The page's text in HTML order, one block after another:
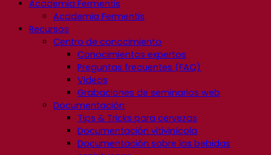
Academia Fermentis
Academia Fermentis
Recursos
Centro de conocimiento
Conocimientos expertos
Preguntas frecuentes (FAQ)
Videos
Grabaciones de seminarios web
Documentación
Tips & Tricks para cervezas
Documentación vitivinícola
Documentación sobre las bebidas